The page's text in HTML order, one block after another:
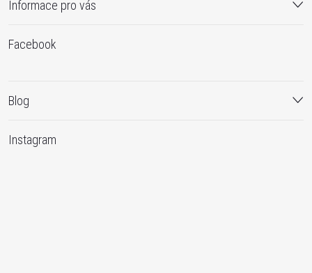
Informace pro vás
Facebook
Blog
Instagram